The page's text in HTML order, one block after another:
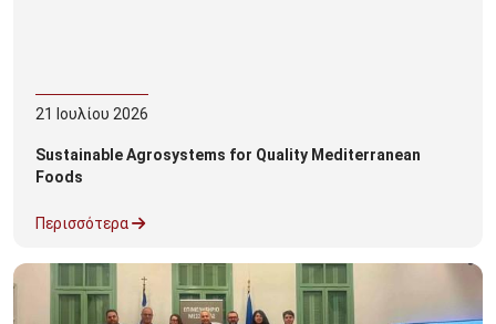
21 Ιουλίου 2026
Sustainable Agrosystems for Quality Mediterranean
Foods
Περισσότερα